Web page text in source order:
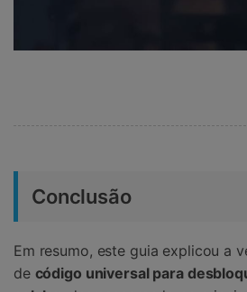
Conclusão
Em resumo, este guia explicou a
de código universal para